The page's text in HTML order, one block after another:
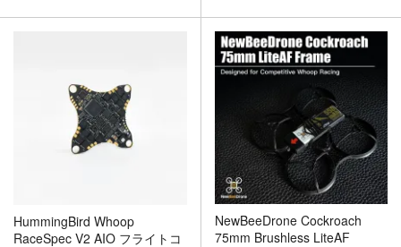
HummingBird Whoop
RaceSpec V2 AIO フライトコ
NewBeeDrone Cockroach
75mm Brushless LiteAF